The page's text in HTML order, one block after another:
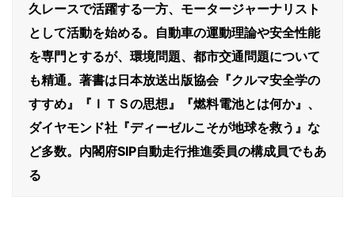
久レースで活躍する一方、モータージャーナリスト
として活動を始める。自動車の運動理論や安全性能
を専門とするが、環境問題、都市交通問題について
も精通。著書は日本放送出版協会『クルマ安全学の
すすめ』『ＩＴＳの思想』『燃料電池とは何か』、
ダイヤモンド社『ディーゼルこそが地球を救う』な
ど多数。内閣府SIP自動走行推進委員の構成員でもあ
る